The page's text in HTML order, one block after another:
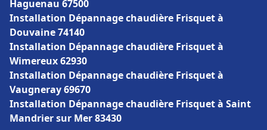
Haguenau 67500
Installation Dépannage chaudière Frisquet à
Douvaine 74140
Installation Dépannage chaudière Frisquet à
Wimereux 62930
Installation Dépannage chaudière Frisquet à
Vaugneray 69670
Installation Dépannage chaudière Frisquet à Saint
Mandrier sur Mer 83430